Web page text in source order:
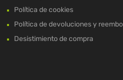
Política de cookies
Política de devoluciones y
Desistimiento de compra